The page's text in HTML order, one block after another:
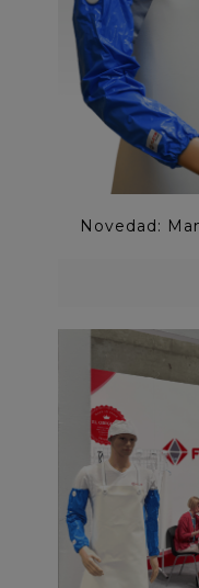
Novedad: